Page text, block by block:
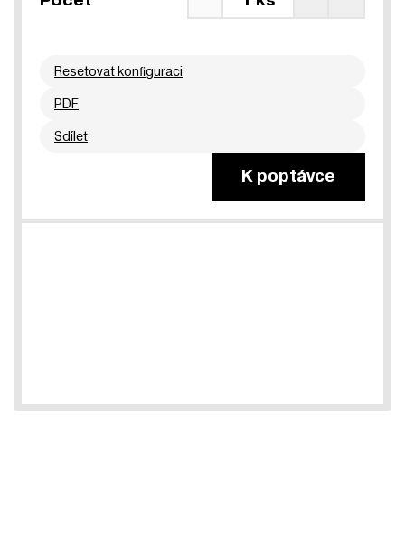
Resetovat konfiguraci
PDF
Sdílet
K poptávce